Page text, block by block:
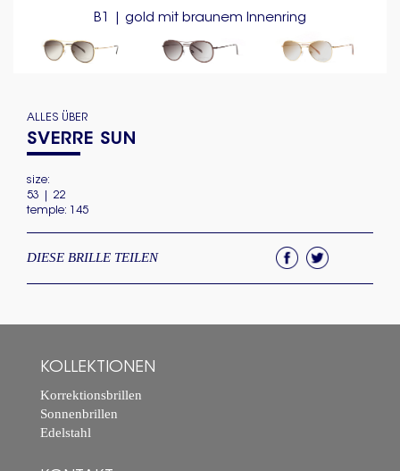
B1 | gold mit braunem Innenring
ALLES ÜBER
SVERRE SUN
size:
53 | 22
temple: 145
DIESE BRILLE TEILEN
KOLLEKTIONEN
Korrektionsbrillen
Sonnenbrillen
Edelstahl